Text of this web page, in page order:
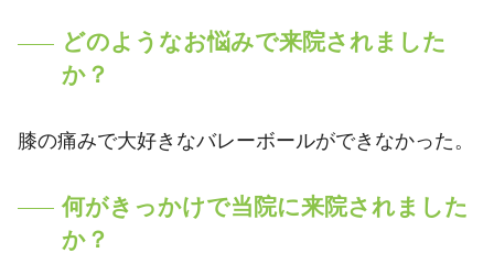
どのようなお悩みで来院されました
か？
膝の痛みで大好きなバレーボールができなかった。
何がきっかけで当院に来院されました
か？